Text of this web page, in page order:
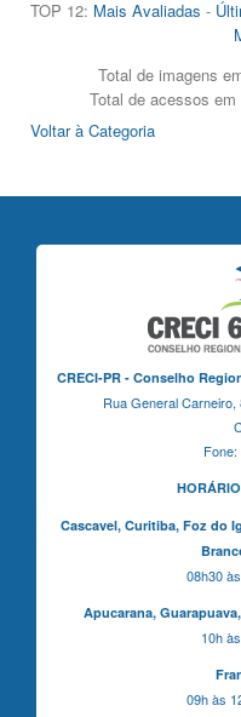
TOP 12: Mais Avaliadas -
Total de imagens
Total de acessos
Voltar à Categoria
CRECI-PR - Conselho
Rua General
Cascavel, Curitiba,Foz do
08h30
Apucarana, Guarapuava,
10h
09h às